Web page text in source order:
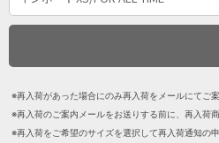
※再入荷があった場合にのみ再入荷をメールにてご案
※再入荷のご案内メールをお送りする前に、再入荷
※再入荷をご希望のサイズを選択して再入荷通知の